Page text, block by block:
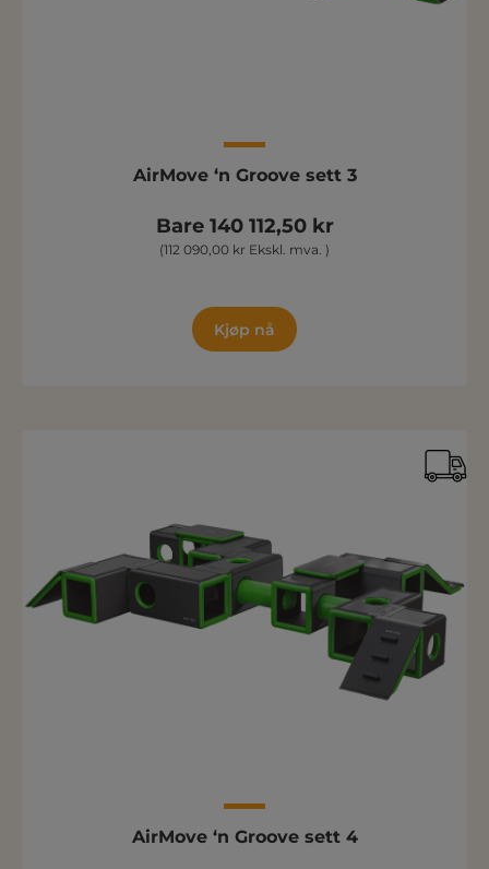
AirMove ‘n Groove sett 3
Bare 140 112,50 kr
(112 090,00 kr Ekskl. mva. )
Kjøp nå
AirMove ‘n Groove sett 4